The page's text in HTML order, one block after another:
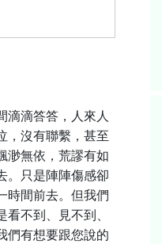
滴滴答答，人來人
，沒有聯繫，甚至
渺無依，荒謬有如
。只是陣陣傷感卻
時間前去。但我們
不到、見不到、
們有想要跟您說的